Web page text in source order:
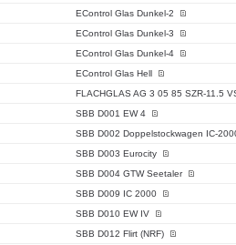
EControl Glas Dunkel-2
EControl Glas Dunkel-3
EControl Glas Dunkel-4
EControl Glas Hell
FLACHGLAS AG 3 05 85 SZR-11.5
SBB D001 EW 4
SBB D002 Doppelstockwagen IC-
SBB D003 Eurocity
SBB D004 GTW Seetaler
SBB D009 IC 2000
SBB D010 EW IV
SBB D012 Flirt (NRF)